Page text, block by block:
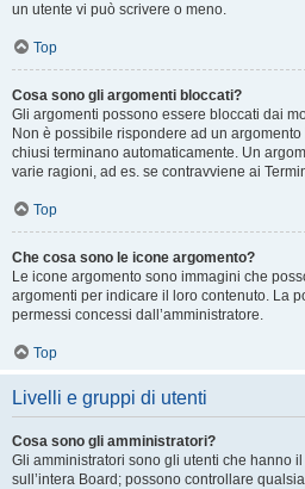
un utente vi può scrivere o meno.
Top
Cosa sono gli argomenti bloccati?
Gli argomenti possono essere bloccati dai
Non è possibile rispondere ad un
chiusi terminano automaticamente. Un
varie ragioni, ad es. se contravviene ai
Top
Che cosa sono le icone argomento?
Le icone argomento sono immagini che
argomenti per indicare il loro contenuto. La
permessi concessi dall’amministratore.
Top
Livelli e gruppi di utenti
Cosa sono gli amministratori?
Gli amministratori sono gli utenti che hanno
sull’intera Board; possono controllare